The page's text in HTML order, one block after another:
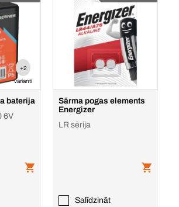
+2
varianti
baterija
6V
Sārma pogas elements
Energizer
LR sērija
Salīdzināt